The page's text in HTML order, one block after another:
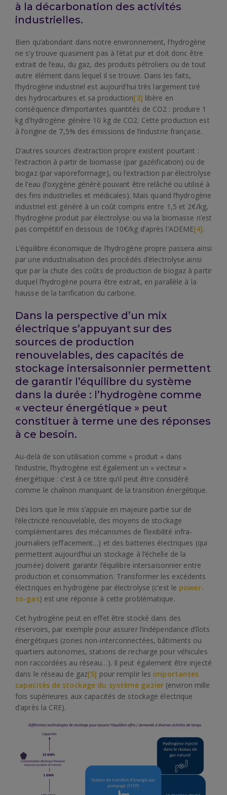
à la décarbonation des activités
industrielles.
Bien qu’abondant dans notre environnement, l’hydrogène
ne s’y trouve quasiment pas à l’état pur et doit donc être
extrait de l’eau, du gaz, des produits pétroliers ou de tout
autre élément dans lequel il se trouve. Dans les faits,
l’hydrogène industriel est aujourd’hui très largement tiré
des hydrocarbures et sa production[3] libère en
conséquence d’importantes quantités de CO2 : produire 1
kg d’hydrogène génère 10 kg de CO2. Cette production est
à l’origine de 7,5% des émissions de l’industrie française.
D’autres sources d’extraction propre existent pourtant :
l’extraction à partir de biomasse (par gazéification) ou de
biogaz (par vaporeformage), ou l’extraction par électrolyse
de l’eau (l’oxygène généré pouvant être relâché ou utilisé à
des fins industrielles et médicales). Mais quand l’hydrogène
industriel est généré à un coût compris entre 1,5 et 2€/kg,
l’hydrogène produit par électrolyse ou via la biomasse n’est
pas compétitif en dessous de 10€/kg d’après l’ADEME[4].
L’équilibre économique de l’hydrogène propre passera ainsi
par une industrialisation des procédés d’électrolyse ainsi
que par la chute des coûts de production de biogaz à partir
duquel l’hydrogène pourra être extrait, en parallèle à la
hausse de la tarification du carbone.
Dans la perspective d’un mix
électrique s’appuyant sur des
sources de production
renouvelables, des capacités de
stockage intersaisonnier permettent
de garantir l’équilibre du système
dans la durée : l’hydrogène comme
« vecteur énergétique » peut
constituer à terme une des réponses
à ce besoin.
Au-delà de son utilisation comme « produit » dans
l’industrie, l’hydrogène est également un « vecteur »
énergétique : c’est à ce titre qu’il peut être considéré
comme le chaînon manquant de la transition énergétique.
Dès lors que le mix s’appuie en majeure partie sur de
l’électricité renouvelable, des moyens de stockage
complémentaires des mécanismes de flexibilité infra-
journaliers (effacement…) et des batteries électriques (qui
permettent aujourd’hui un stockage à l’échelle de la
journée) doivent garantir l’équilibre intersaisonnier entre
production et consommation. Transformer les excédents
électriques en hydrogène par électrolyse (c’est le power-
to-gas) est une réponse à cette problématique.
Cet hydrogène peut en effet être stocké dans des
réservoirs, par exemple pour assurer l’indépendance d’îlots
énergétiques (zones non-interconnectées, bâtiments ou
quartiers autonomes, stations de recharge pour véhicules
non raccordées au réseau…). Il peut également être injecté
dans le réseau de gaz[5] pour remplir les importantes
capacités de stockage du système gazier(environ mille
fois supérieures aux capacités de stockage électrique
d’après la CRE).